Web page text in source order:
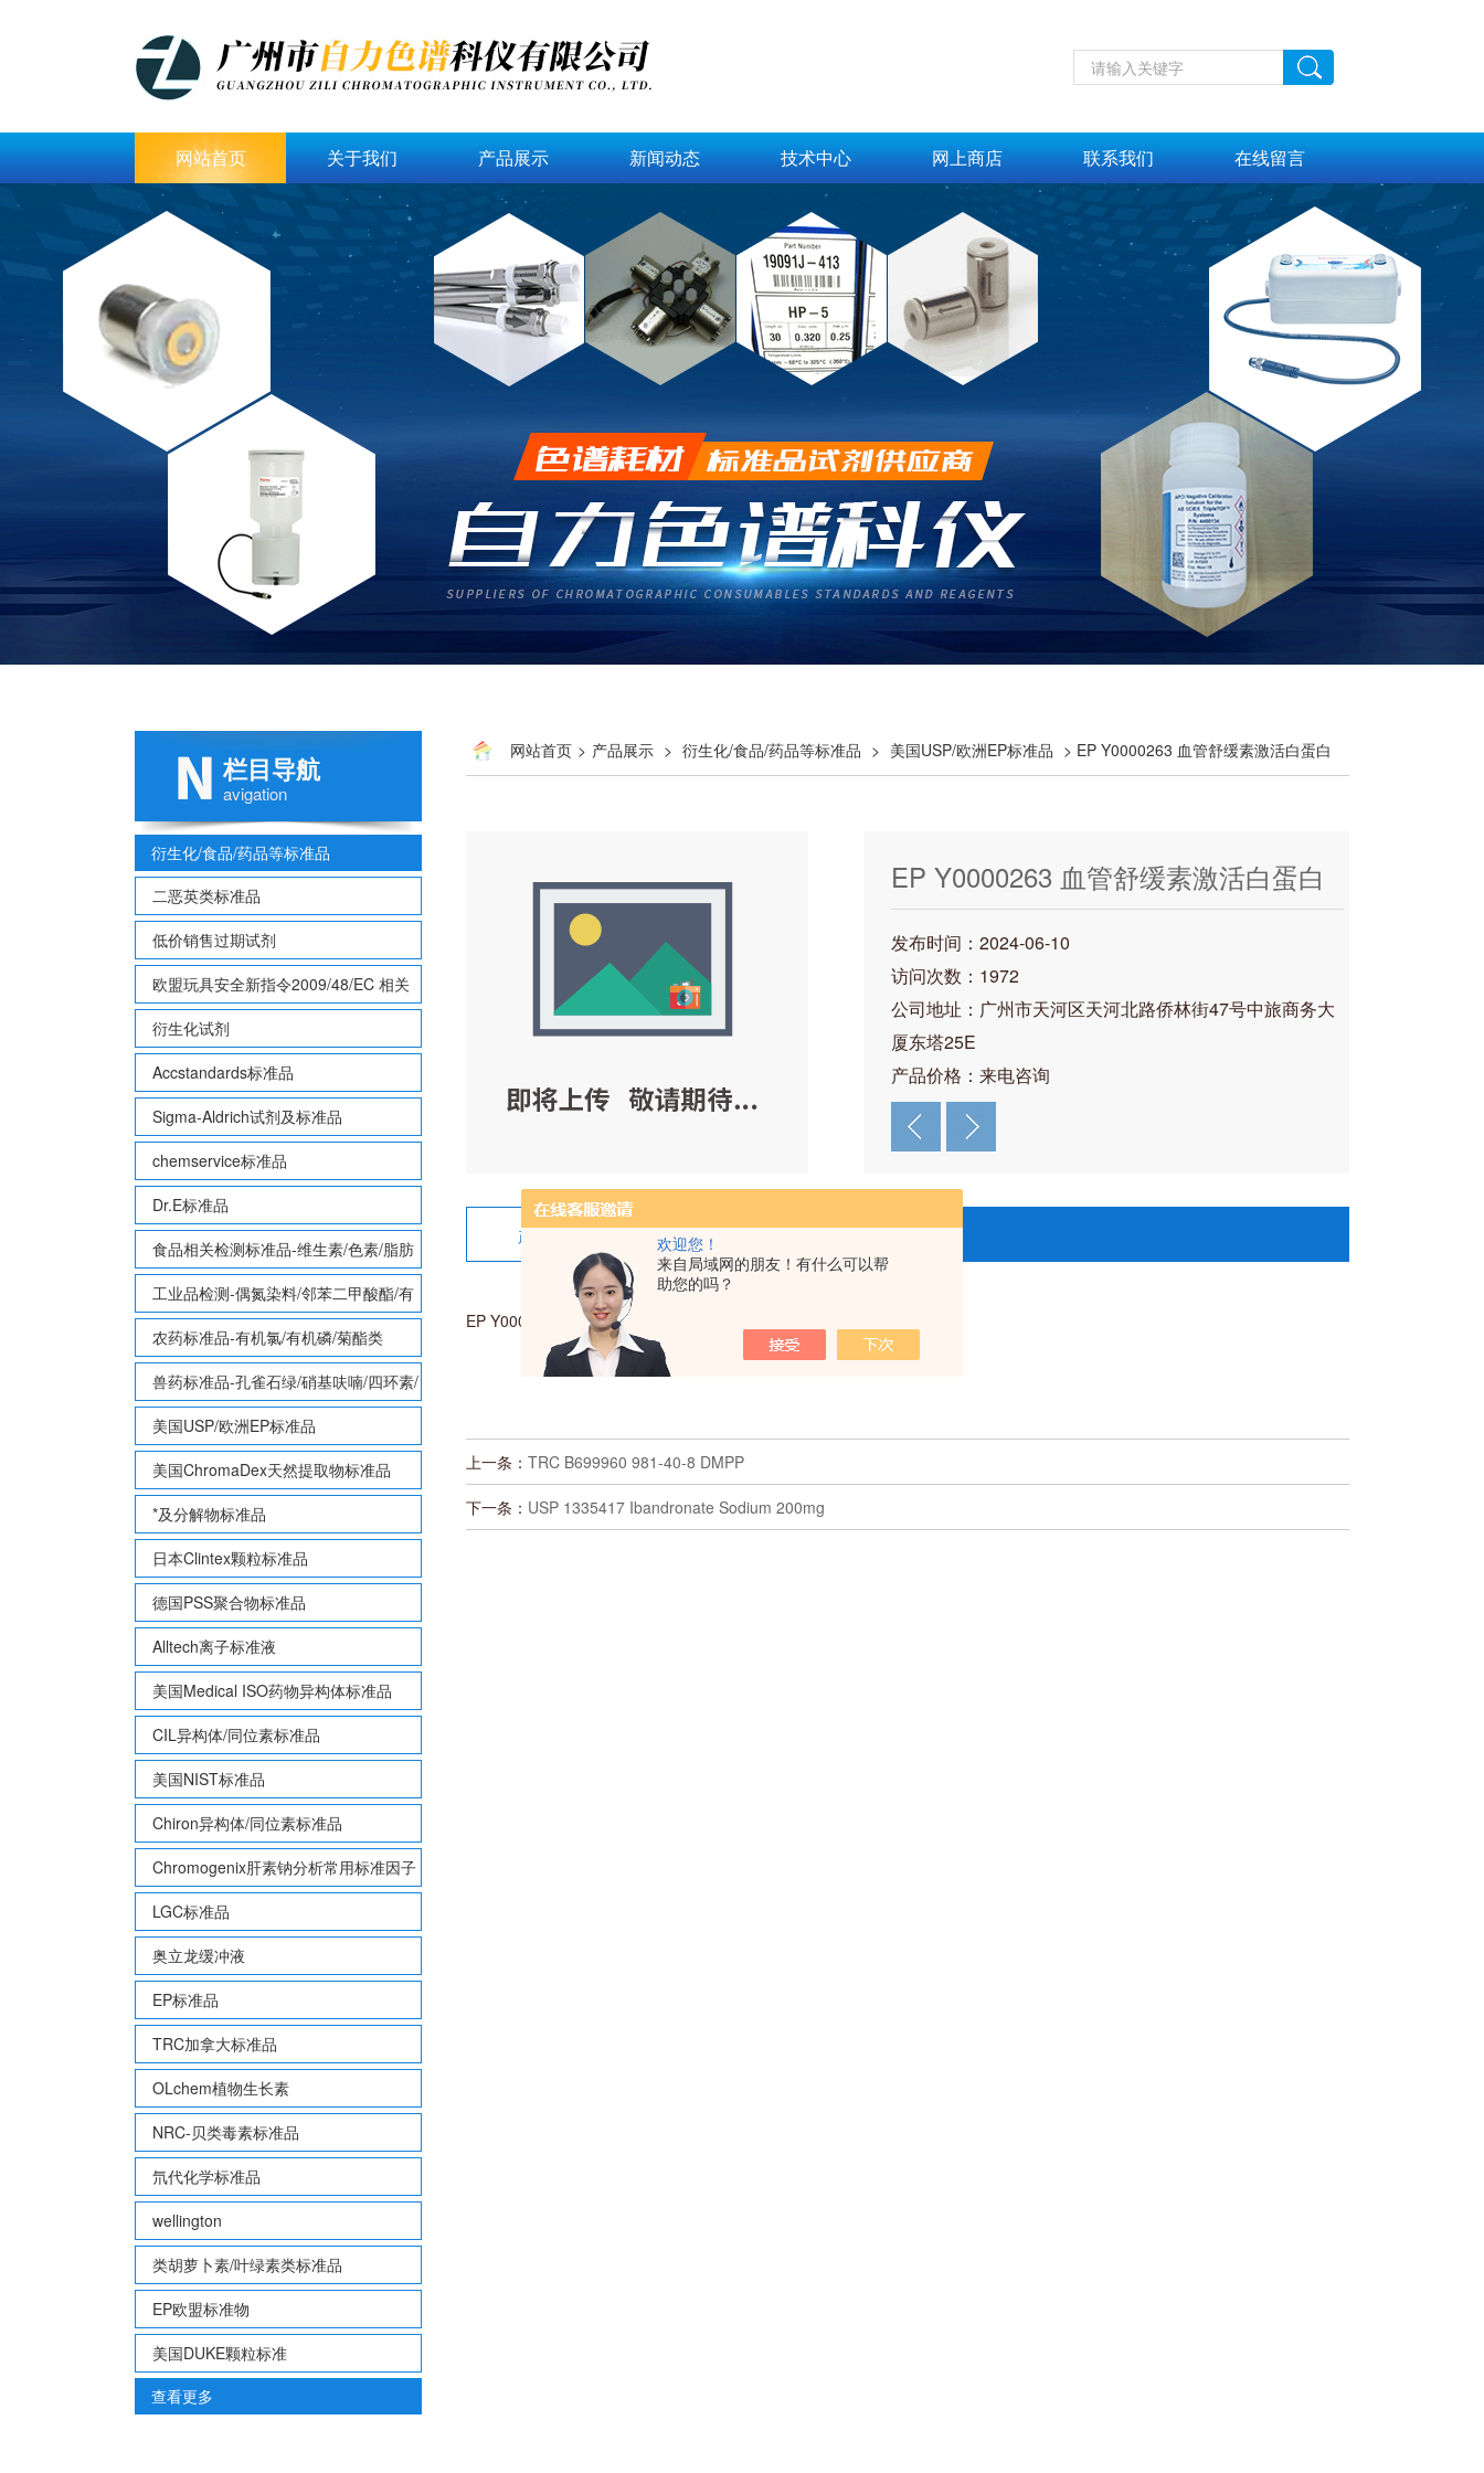
欢迎您！
来自局域网的朋友！有什么可以帮
助您的吗？
网站首页 关于我们 产品展示 新闻动态 技术中心 网上商店 联系我们 在线留言
栏目导航
avigation
衍生化/食品/药品等标准品
二恶英类标准品
低价销售过期试剂
欧盟玩具安全新指令2009/48/EC 相关
致敏性香味剂标准品
衍生化试剂
Accstandards标准品
Sigma-Aldrich试剂及标准品
chemservice标准品
Dr.E标准品
食品相关检测标准品-维生素/色素/脂肪
酸甲酯等
工业品检测-偶氮染料/邻苯二甲酸酯/有
机锡/多溴联苯/多溴联苯醚/多氯联苯
农药标准品-有机氯/有机磷/菊酯类
兽药标准品-孔雀石绿/硝基呋喃/四环素/
磺胺等
美国USP/欧洲EP标准品
美国ChromaDex天然提取物标准品
*及分解物标准品
日本Clintex颗粒标准品
德国PSS聚合物标准品
Alltech离子标准液
美国Medical ISO药物异构体标准品
CIL异构体/同位素标准品
美国NIST标准品
Chiron异构体/同位素标准品
Chromogenix肝素钠分析常用标准因子
LGC标准品
奥立龙缓冲液
EP标准品
TRC加拿大标准品
OLchem植物生长素
NRC-贝类毒素标准品
氘代化学标准品
wellington
类胡萝卜素/叶绿素类标准品
EP欧盟标准物
美国DUKE颗粒标准
查看更多
网站首页 > 产品展示 > 衍生化/食品/药品等标准品 > 美国USP/欧洲EP标准品 > EP Y0000263 血管舒缓素激活白蛋白
EP Y0000263 血管舒缓素激活白蛋白
发布时间：2024-06-10
访问次数：1972
公司地址：广州市天河区天河北路侨林街47号中旅商务大
厦东塔25E
产品价格：来电咨询
产品详情 在线留言
EP Y0000263 血管舒缓素激活白蛋白
上一条： TRC B699960 981-40-8 DMPP
下一条： USP 1335417 Ibandronate Sodium 200mg